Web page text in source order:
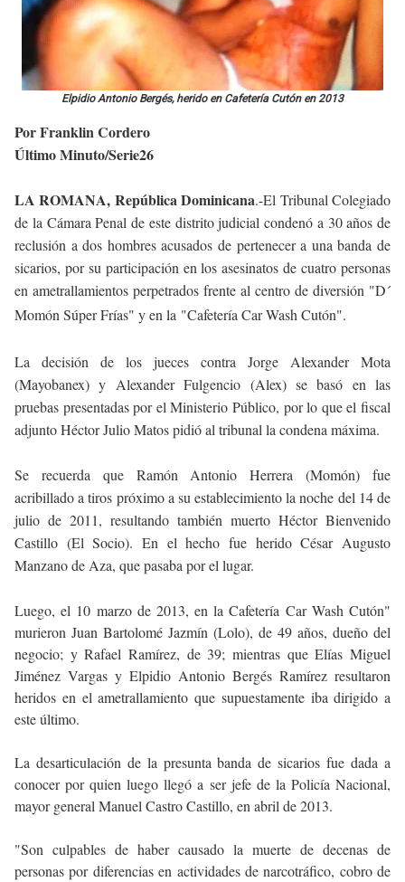
Elpidio Antonio Bergés, herido en Cafetería Cutón en 2013
Por Franklin Cordero
Último Minuto/Serie26
LA ROMANA, República Dominicana.-El Tribunal Colegiado
de la Cámara Penal de este distrito judicial condenó a 30 años de
reclusión a dos hombres acusados de pertenecer a una banda de
sicarios, por su participación en los asesinatos de cuatro personas
en ametrallamientos perpetrados frente al centro de diversión "D´
Momón Súper Frías" y en la "Cafetería Car Wash Cutón".
La decisión de los jueces contra Jorge Alexander Mota
(Mayobanex) y Alexander Fulgencio (Alex) se basó en las
pruebas presentadas por el Ministerio Público, por lo que el fiscal
adjunto Héctor Julio Matos pidió al tribunal la condena máxima.
Se recuerda que Ramón Antonio Herrera (Momón) fue
acribillado a tiros próximo a su establecimiento la noche del 14 de
julio de 2011, resultando también muerto Héctor Bienvenido
Castillo (El Socio). En el hecho fue herido César Augusto
Manzano de Aza, que pasaba por el lugar.
Luego, el 10 marzo de 2013, en la Cafetería Car Wash Cutón"
murieron Juan Bartolomé Jazmín (Lolo), de 49 años, dueño del
negocio; y Rafael Ramírez, de 39; mientras que Elías Miguel
Jiménez Vargas y Elpidio Antonio Bergés Ramírez resultaron
heridos en el ametrallamiento que supuestamente iba dirigido a
este último.
La desarticulación de la presunta banda de sicarios fue dada a
conocer por quien luego llegó a ser jefe de la Policía Nacional,
mayor general Manuel Castro Castillo, en abril de 2013.
"Son culpables de haber causado la muerte de decenas de
personas por diferencias en actividades de narcotráfico, cobro de